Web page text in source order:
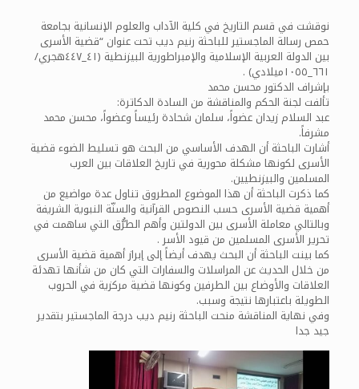
نوقشت في قسم التاريخ في كلية الآداب والعلوم الإنسانية بجامعة
حمص رسالة الماجستير للباحثة رنيم ديب تحت عنوان “قضية الأسرى
بين الدولة العربية الإسلامية والإمبراطورية البيزنطية (٤١_٤٤٧هجري/
٦٦١_١٠٥٥ميلادي) .
بإشراف الدكتور محسن محمد
تألفت لجنة الحكم والمناقشة من السادة الدكاترة:
عبد السلام زيدان عضواً، سلمان شحادة رئيساً وعضواً، محسن محمد
مشرفاً.
أشارت الباحثة أن الهدف الأساسي من البحث هو تسليط الضوء قضية
الأسرى لكونها مشكلة محورية في تاريخ العلاقات بين العرب
المسلمين والبيزنطيين.
كما ذكرت الباحثة أن هذا الموضوع المطروق تناول عدة مواضيع من
أهمية قضية الأسرى حسب النصوص القرآنية والسنّة النبوية الشريفة
وبالتالي معاملة الأسرى بين الدولتين وأهم الطرُّق التي ساهمت في
تحرير الأسرى المسلمين من قيود الأسر .
كما بينت الباحثة أن البحث يهدف أيضاً إلى إبراز أهمية قضية الأسرى
من خلال الحديث عن المراسلات والسفارات التي كان من شأنها تهدئة
العلاقات والأوضاع بين الطرفين وكونها قضية مركزية في الحروب
الطويلة باعتبارها نتيجة وسبب.
وفي نهاية المناقشة منحت الباحثة رنيم ديب درجة الماجستير بتقدير
جيد جدا